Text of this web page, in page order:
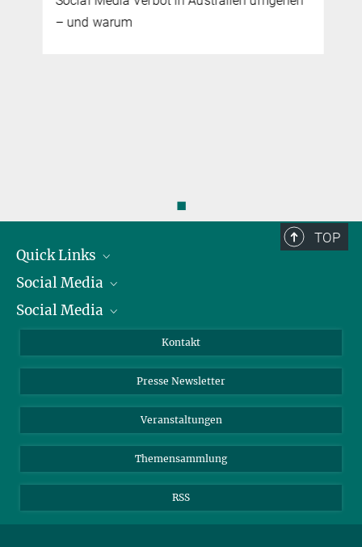
– und warum
◼
TOP
Quick Links
Präsident
Zahlen und Fakten
Social Media
Bluesky
TikTok
Social Media
Instagram
YouTube
Kontakt
Presse Newsletter
Veranstaltungen
Themensammlung
RSS